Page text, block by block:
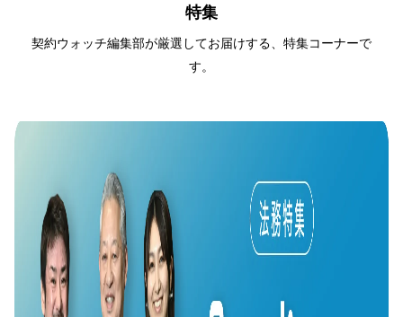
特集
契約ウォッチ編集部が厳選してお届けする、特集コーナーで
す。